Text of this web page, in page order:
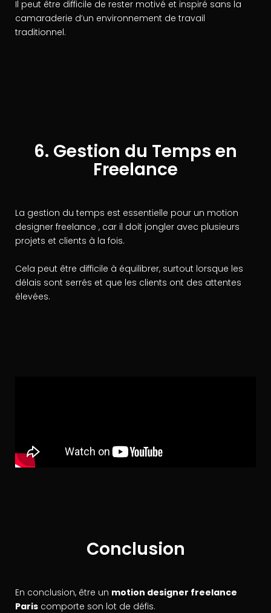
Il peut être difficile de rester motivé et inspiré sans la
camaraderie d’un environnement de travail
traditionnel.
6. Gestion du Temps en
Freelance
La gestion du temps est essentielle pour un motion
designer freelance , car il doit jongler avec plusieurs
projets et clients à la fois.
Cela peut être difficile à équilibrer, surtout lorsque les
délais sont serrés et que les clients ont des attentes
élevées.
Conclusion
En conclusion, être un motion designer freelance
Paris comporte son lot de défis.